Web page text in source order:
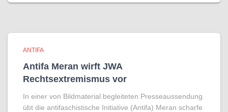
ANTIFA
Antifa Meran wirft JWA
Rechtsextremismus vor
In einer von Bildmaterial begleiteten Presseaussendung
übt die antifaschistische Initiative (Antifa) Meran scharfe